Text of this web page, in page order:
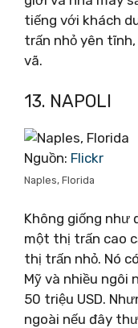
tiếng với khách
trấn nhỏ yên
vã.
13. NAPOLI
Nguồn: Flickr
Naples, Florida
Không giống như
một thị trấn cao
thị trấn nhỏ. Nó
Mỹ và nhiều ngôi
50 triệu USD.
ngoài nếu đây